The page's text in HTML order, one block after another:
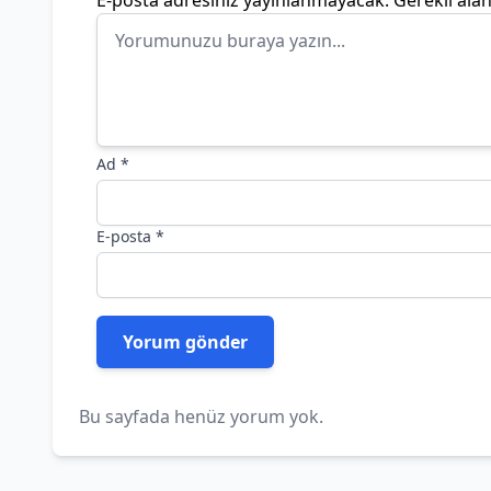
Ad *
E-posta *
Bu sayfada henüz yorum yok.